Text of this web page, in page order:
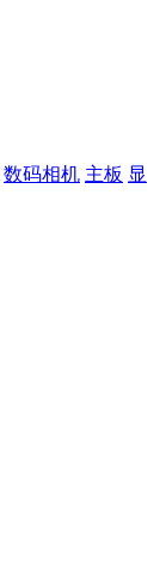
数码相机 主板 显